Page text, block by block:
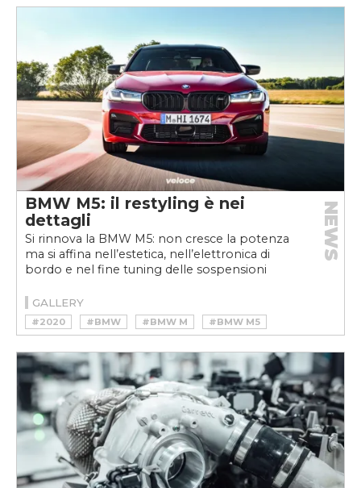
#SUPERCAR #TURBO #V8
BMW M5: il restyling è nei
dettagli
Si rinnova la BMW M5: non cresce la potenza
ma si affina nell’estetica, nell’elettronica di
bordo e nel fine tuning delle sospensioni
NEWS
GALLERY
#2020 #BMW #BMW M
#BMW M5
#BMW M5 COMPETITION
#M5
#M5 COMPETITION
#TURBO #V8